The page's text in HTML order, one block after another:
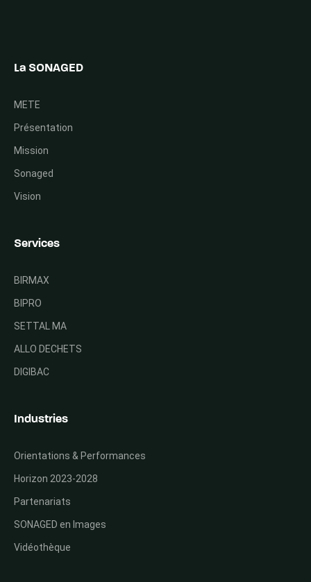
La SONAGED
METE
Présentation
Mission
Sonaged
Vision
Services
BIRMAX
BIPRO
SETTAL MA
ALLO DECHETS
DIGIBAC
Industries
Orientations & Performances
Horizon 2023-2028
Partenariats
SONAGED en Images
Vidéothèque